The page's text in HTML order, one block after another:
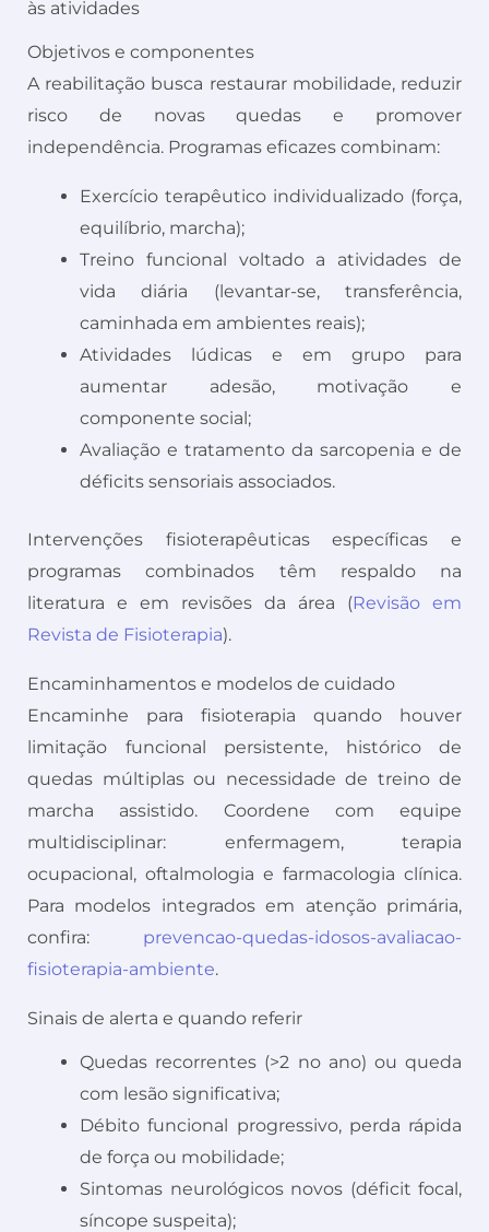
às atividades
Objetivos e componentes
A reabilitação busca restaurar mobilidade, reduzir
risco de novas quedas e promover
independência. Programas eficazes combinam:
Exercício terapêutico individualizado (força,
equilíbrio, marcha);
Treino funcional voltado a atividades de
vida diária (levantar-se, transferência,
caminhada em ambientes reais);
Atividades lúdicas e em grupo para
aumentar adesão, motivação e
componente social;
Avaliação e tratamento da sarcopenia e de
déficits sensoriais associados.
Intervenções fisioterapêuticas específicas e
programas combinados têm respaldo na
literatura e em revisões da área (Revisão em
Revista de Fisioterapia).
Encaminhamentos e modelos de cuidado
Encaminhe para fisioterapia quando houver
limitação funcional persistente, histórico de
quedas múltiplas ou necessidade de treino de
marcha assistido. Coordene com equipe
multidisciplinar: enfermagem, terapia
ocupacional, oftalmologia e farmacologia clínica.
Para modelos integrados em atenção primária,
confira: prevencao-quedas-idosos-avaliacao-
fisioterapia-ambiente.
Sinais de alerta e quando referir
Quedas recorrentes (>2 no ano) ou queda
com lesão significativa;
Débito funcional progressivo, perda rápida
de força ou mobilidade;
Sintomas neurológicos novos (déficit focal,
síncope suspeita);